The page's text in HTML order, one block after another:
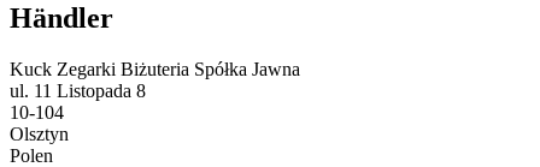
Händler
Kuck Zegarki Biżuteria Spółka Jawna
ul. 11 Listopada 8
10-104
Olsztyn
Polen